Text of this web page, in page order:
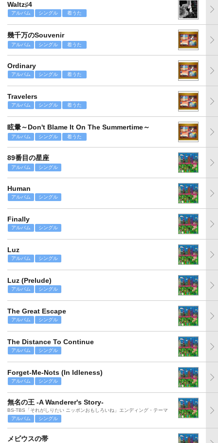
Waltz♯4
アルバム シングル 着うた
幾千万のSouvenir
アルバム シングル 着うた
Ordinary
アルバム シングル 着うた
Travelers
アルバム シングル 着うた
眩暈～Don't Blame It On The Summertime～
アルバム シングル 着うた
89番目の星座
アルバム シングル
Human
アルバム シングル
Finally
アルバム シングル
Luz
アルバム シングル
Luz (Prelude)
アルバム シングル
The Great Escape
アルバム シングル
The Distance To Continue
アルバム シングル
Forget-Me-Nots (In Idleness)
アルバム シングル
無名の王 -A Wanderer's Story-
BS-TBS「それがしりたい ニッポンおもしろいね」エンディング・テーマ
アルバム
シングル
メビウスの帯